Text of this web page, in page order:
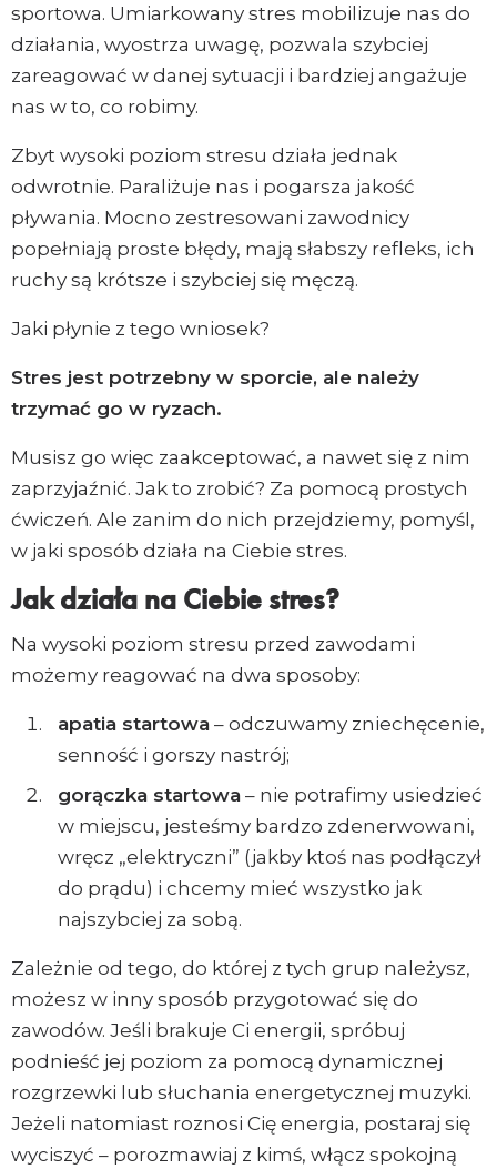
sportowa. Umiarkowany stres mobilizuje nas do
działania, wyostrza uwagę, pozwala szybciej
zareagować w danej sytuacji i bardziej angażuje
nas w to, co robimy.
Zbyt wysoki poziom stresu działa jednak
odwrotnie. Paraliżuje nas i pogarsza jakość
pływania. Mocno zestresowani zawodnicy
popełniają proste błędy, mają słabszy refleks, ich
ruchy są krótsze i szybciej się męczą.
Jaki płynie z tego wniosek?
Stres jest potrzebny w sporcie, ale należy
trzymać go w ryzach.
Musisz go więc zaakceptować, a nawet się z nim
zaprzyjaźnić. Jak to zrobić? Za pomocą prostych
ćwiczeń. Ale zanim do nich przejdziemy, pomyśl,
w jaki sposób działa na Ciebie stres.
Jak działa na Ciebie stres?
Na wysoki poziom stresu przed zawodami
możemy reagować na dwa sposoby:
apatia startowa – odczuwamy zniechęcenie,
senność i gorszy nastrój;
gorączka startowa – nie potrafimy usiedzieć
w miejscu, jesteśmy bardzo zdenerwowani,
wręcz „elektryczni” (jakby ktoś nas podłączył
do prądu) i chcemy mieć wszystko jak
najszybciej za sobą.
Zależnie od tego, do której z tych grup należysz,
możesz w inny sposób przygotować się do
zawodów. Jeśli brakuje Ci energii, spróbuj
podnieść jej poziom za pomocą dynamicznej
rozgrzewki lub słuchania energetycznej muzyki.
Jeżeli natomiast roznosi Cię energia, postaraj się
wyciszyć – porozmawiaj z kimś, włącz spokojną